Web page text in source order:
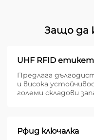
Защо да
UHF RFID етикет
Предлага
и висока
големи складови
Рфид ключалка